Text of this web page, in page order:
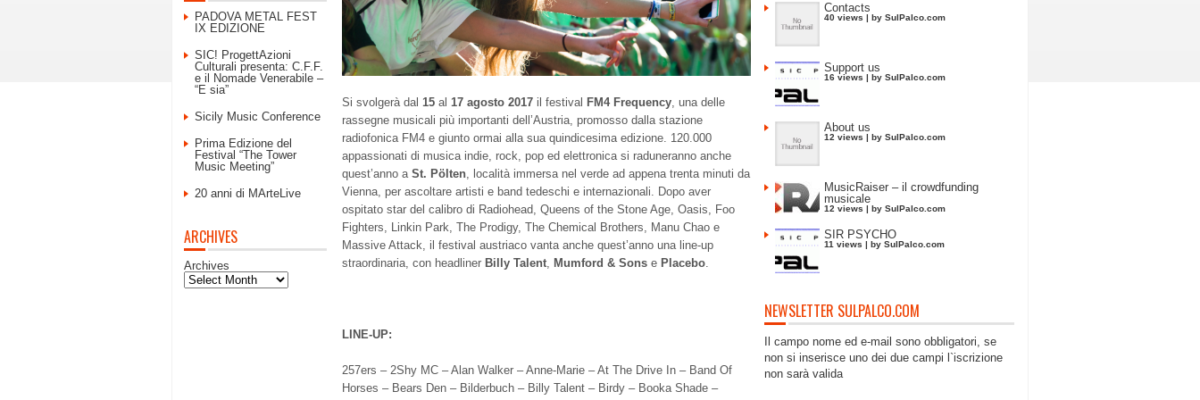
Si svolgerà dal 15 al 17 agosto 2017 il festival FM4 Frequency, una delle
rassegne musicali più importanti dell’Austria, promosso dalla stazione
radiofonica FM4 e giunto ormai alla sua quindicesima edizione. 120.000
appassionati di musica indie, rock, pop ed elettronica si raduneranno anche
quest’anno a St. Pölten, località immersa nel verde ad appena trenta minuti da
Vienna, per ascoltare artisti e band tedeschi e internazionali. Dopo aver
ospitato star del calibro di Radiohead, Queens of the Stone Age, Oasis, Foo
Fighters, Linkin Park, The Prodigy, The Chemical Brothers, Manu Chao e
Massive Attack, il festival austriaco vanta anche quest’anno una line-up
straordinaria, con headliner Billy Talent, Mumford & Sons e Placebo.
LINE-UP:
257ers – 2Shy MC – Alan Walker – Anne-Marie – At The Drive In – Band Of
Horses – Bears Den – Bilderbuch – Billy Talent – Birdy – Booka Shade –
PADOVA METAL FEST
IX EDIZIONE
SIC! ProgettAzioni
Culturali presenta: C.F.F.
e il Nomade Venerabile –
“E sia”
Sicily Music Conference
Prima Edizione del
Festival “The Tower
Music Meeting”
20 anni di MArteLive
ARCHIVES
Archives
Contacts
40 views | by SulPalco.com
Support us
16 views | by SulPalco.com
About us
12 views | by SulPalco.com
MusicRaiser – il crowdfunding
musicale
12 views | by SulPalco.com
SIR PSYCHO
11 views | by SulPalco.com
NEWSLETTER SULPALCO.COM
Il campo nome ed e-mail sono obbligatori, se
non si inserisce uno dei due campi l`iscrizione
non sarà valida